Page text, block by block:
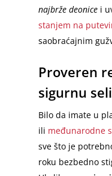
najbrže deonice i
stanjem na
saobraćajnim
Proveren
sigurnu
Bilo da imate u
ili međunarodne
sve što je
roku bezbedno